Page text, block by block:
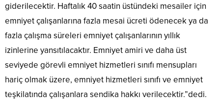
giderilecektir. Haftalık 40 saatin üstündeki mesailer için
emniyet çalışanlarına fazla mesai ücreti ödenecek ya da
fazla çalışma süreleri emniyet çalışanlarının yıllık
izinlerine yansıtılacaktır. Emniyet amiri ve daha üst
seviyede görevli emniyet hizmetleri sınıfı mensupları
hariç olmak üzere, emniyet hizmetleri sınıfı ve emniyet
teşkilatında çalışanlara sendika hakkı verilecektir.”dedi.